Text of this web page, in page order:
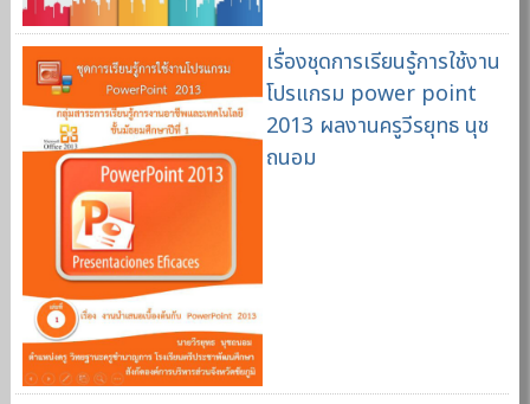
เรื่องชุดการเรียนรู้การใช้งาน
โปรแกรม power point
2013 ผลงานครูวีรยุทธ นุช
ถนอม